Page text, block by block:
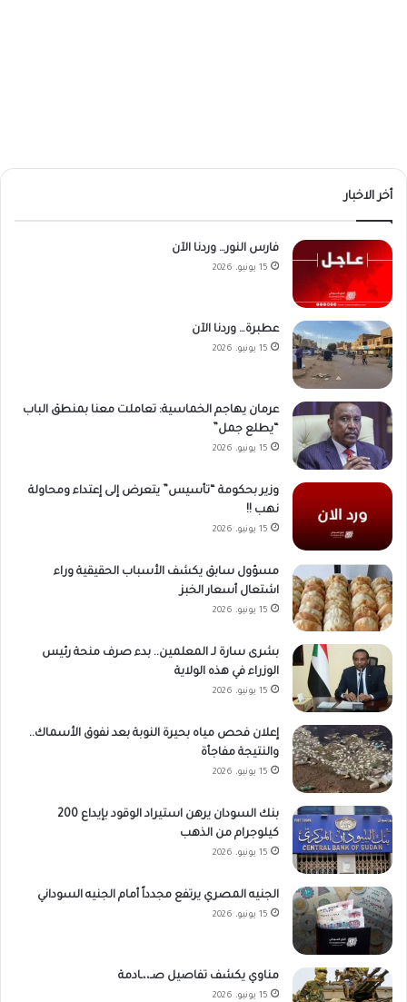
أخر الاخبار
فارس النور… وردنا الآن
15 يونيو، 2026
عطبرة… وردنا الآن
15 يونيو، 2026
عرمان يهاجم الخماسية: تعاملت معنا بمنطق الباب
“يطلع جمل”
15 يونيو، 2026
وزير بحكومة “تأسيس” يتعرض إلى إعتداء ومحاولة
نهب !!
15 يونيو، 2026
مسؤول سابق يكشف الأسباب الحقيقية وراء
اشتعال أسعار الخبز
15 يونيو، 2026
بشرى سارة لـ المعلمين.. بدء صرف منحة رئيس
الوزراء في هذه الولاية
15 يونيو، 2026
إعلان فحص مياه بحيرة النوبة بعد نفوق الأسماك..
والنتيجة مفاجأة
15 يونيو، 2026
بنك السودان يرهن استيراد الوقود بإيداع 200
كيلوجرام من الذهب
15 يونيو، 2026
الجنيه المصري يرتفع مجدداً أمام الجنيه السوداني
15 يونيو، 2026
مناوي يكشف تفاصيل صـ،،ـادمة
15 يونيو، 2026